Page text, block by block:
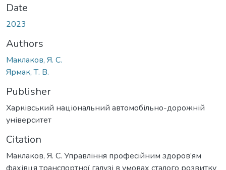
Date
2023
Authors
Маклаков, Я. С.
Ярмак, Т. В.
Publisher
Харківський національний автомобільно-дорожній
університет
Citation
Маклаков, Я. С. Управління професійним здоров’ям